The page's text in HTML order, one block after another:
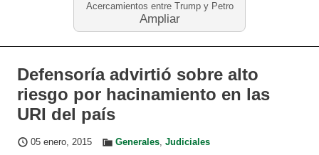
Acercamientos entre Trump y Petro
Ampliar
Defensoría advirtió sobre alto
riesgo por hacinamiento en las
URI del país
05 enero, 2015 Generales, Judiciales